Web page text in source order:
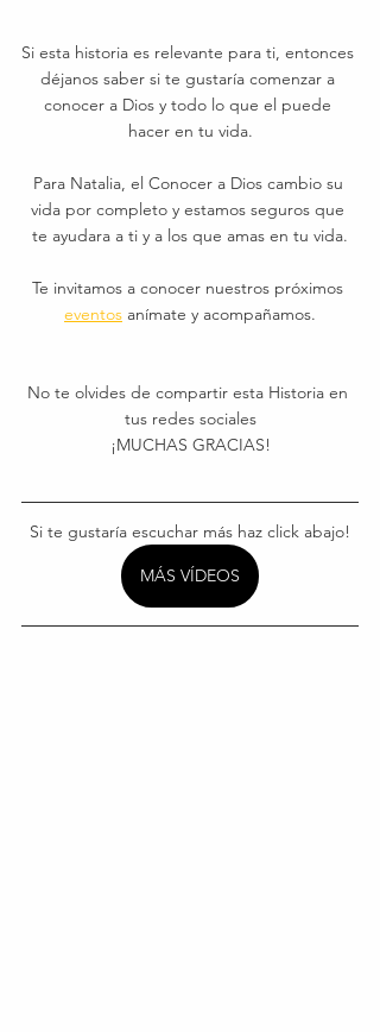
Si esta historia es relevante para ti, entonces
déjanos saber si te gustaría comenzar a
conocer a Dios y todo lo que el puede
hacer en tu vida.
Para Natalia, el Conocer a Dios cambio su
vida por completo y estamos seguros que
te ayudara a ti y a los que amas en tu vida.
Te invitamos a conocer nuestros próximos
eventos anímate y acompañamos.
No te olvides de compartir esta Historia en
tus redes sociales
¡MUCHAS GRACIAS!
Si te gustaría escuchar más haz click abajo!
MÁS VÍDEOS